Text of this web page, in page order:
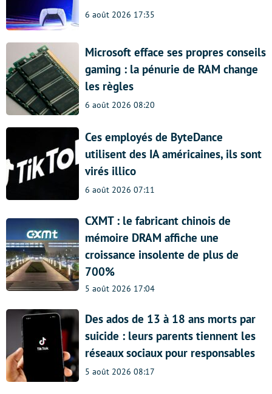
6 août 2026 17:35
Microsoft efface ses propres conseils
gaming : la pénurie de RAM change
les règles
6 août 2026 08:20
Ces employés de ByteDance
utilisent des IA américaines, ils sont
virés illico
6 août 2026 07:11
CXMT : le fabricant chinois de
mémoire DRAM affiche une
croissance insolente de plus de
700%
5 août 2026 17:04
Des ados de 13 à 18 ans morts par
suicide : leurs parents tiennent les
réseaux sociaux pour responsables
5 août 2026 08:17